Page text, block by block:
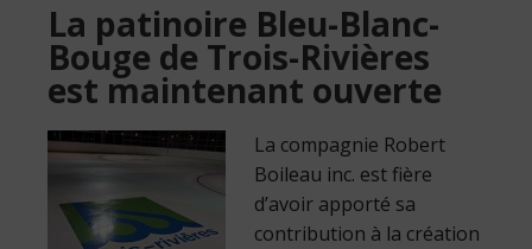
La patinoire Bleu-Blanc-
Bouge de Trois-Rivières
est maintenant ouverte
La compagnie Robert
Boileau inc. est fière
d’avoir apporté sa
contribution à la création